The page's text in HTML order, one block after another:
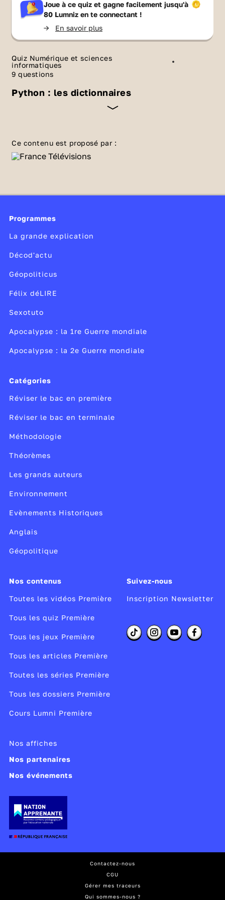
Joue à ce quiz et gagne facilement jusqu'à
80 Lumniz en te connectant !
-> En savoir plus
Quiz Numérique et sciences
informatiques
9 questions
Python : les dictionnaires
données de type construit. Ce sont des
données de la même famille que les listes ou
d'indice et une définition. Ce n'est donc pas la
mais une entrée, un mot ou une valeur, comme
dans un véritable dictionnaire où l'on accède à
un type de variable qui offre de nombreuses
possibilités de calcul.
Ce contenu est proposé par :
Programmes
La grande explication
Décod'actu
Géopoliticus
Félix déLIRE
Sexotuto
Apocalypse : la 1re Guerre mondiale
Apocalypse : la 2e Guerre mondiale
Catégories
Réviser le bac en première
Réviser le bac en terminale
Méthodologie
Théorèmes
Les grands auteurs
Environnement
Evènements Historiques
Anglais
Géopolitique
Nos contenus
Toutes les vidéos Première
Tous les quiz Première
Tous les jeux Première
Tous les articles Première
Toutes les séries Première
Tous les dossiers Première
Cours Lumni Première
Suivez-nous
Inscription Newsletter
Nos affiches
Nos partenaires
Nos événements
Contactez-nous
CGU
Gérer mes traceurs
Qui sommes-nous ?